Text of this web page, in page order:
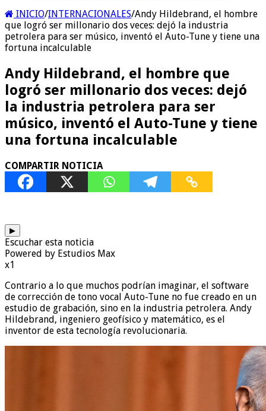
INICIO/INTERNACIONALES/Andy Hildebrand, el hombre
que logró ser millonario dos veces: dejó la industria
petrolera para ser músico, inventó el Auto-Tune y tiene una
fortuna incalculable
Andy Hildebrand, el hombre que
logró ser millonario dos veces: dejó
la industria petrolera para ser
músico, inventó el Auto-Tune y tiene
una fortuna incalculable
COMPARTIR NOTICIA
▶
Escuchar esta noticia
Powered by Estudios Max
x1
Contrario a lo que muchos podrían imaginar, el software
de corrección de tono vocal Auto-Tune no fue creado en un
estudio de grabación, sino en la industria petrolera. Andy
Hildebrand, ingeniero geofísico y matemático, es el
inventor de esta tecnología revolucionaria.